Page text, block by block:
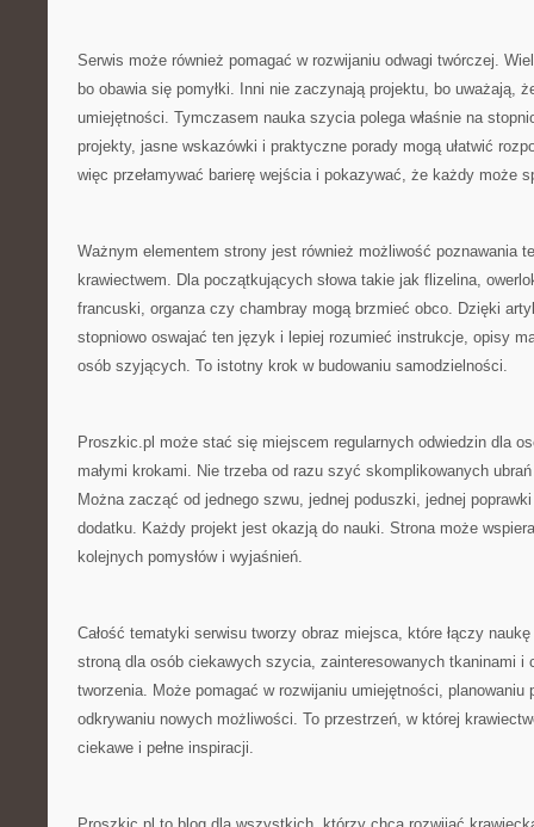
Serwis może również pomagać w rozwijaniu odwagi twórczej.
bo obawia się pomyłki. Inni nie zaczynają projektu, bo uważają,
umiejętności. Tymczasem nauka szycia polega właśnie na
projekty, jasne wskazówki i praktyczne porady mogą ułatwić
więc przełamywać barierę wejścia i pokazywać, że każdy może
Ważnym elementem strony jest również możliwość poznawania
krawiectwem. Dla początkujących słowa takie jak flizelina,
francuski, organza czy chambray mogą brzmieć obco. Dzięki
stopniowo oswajać ten język i lepiej rozumieć instrukcje, opisy
osób szyjących. To istotny krok w budowaniu samodzielności.
Proszkic.pl może stać się miejscem regularnych odwiedzin dla
małymi krokami. Nie trzeba od razu szyć skomplikowanych
Można zacząć od jednego szwu, jednej poduszki, jednej
dodatku. Każdy projekt jest okazją do nauki. Strona może
kolejnych pomysłów i wyjaśnień.
Całość tematyki serwisu tworzy obraz miejsca, które łączy
stroną dla osób ciekawych szycia, zainteresowanych tkaninami i
tworzenia. Może pomagać w rozwijaniu umiejętności, planowaniu
odkrywaniu nowych możliwości. To przestrzeń, w której
ciekawe i pełne inspiracji.